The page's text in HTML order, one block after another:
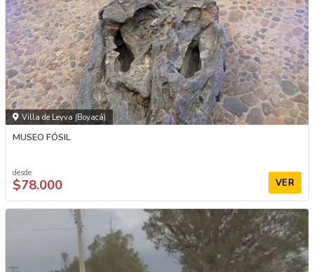
Villa de Leyva (Boyacá)
MUSEO FÓSIL
desde
$78.000 VER